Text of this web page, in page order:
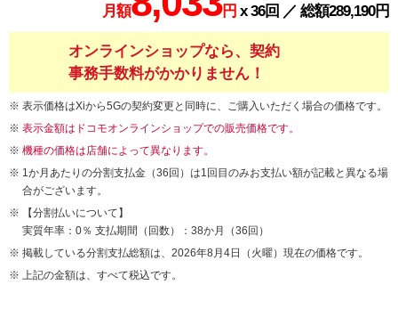
月額 円 x 36回 ／ 総額289,190円
オンラインショップなら、契約
事務手数料がかかりません！
表示価格はXiから5Gの契約変更と同時に、ご購入いただく場合の価格です。
表示金額はドコモオンラインショップでの販売価格です。
機種の価格は店舗によって異なります。
1か月あたりの分割支払金（36回）は1回目のみお支払い額が記載と異なる場
合がございます。
【分割払いについて】
実質年率：0％ 支払期間（回数）：38か月（36回）
掲載している分割支払総額は、2026年8月4日（火曜）現在の価格です。
上記の金額は、すべて税込です。